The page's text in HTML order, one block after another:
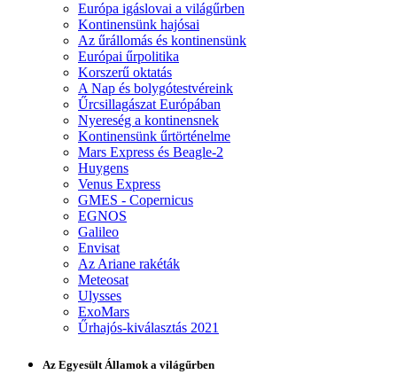
Európa igáslovai a világűrben
Kontinensünk hajósai
Az űrállomás és kontinensünk
Európai űrpolitika
Korszerű oktatás
A Nap és bolygótestvéreink
Űrcsillagászat Európában
Nyereség a kontinensnek
Kontinensünk űrtörténelme
Mars Express és Beagle-2
Huygens
Venus Express
GMES - Copernicus
EGNOS
Galileo
Envisat
Az Ariane rakéták
Meteosat
Ulysses
ExoMars
Űrhajós-kiválasztás 2021
Az Egyesült Államok a világűrben